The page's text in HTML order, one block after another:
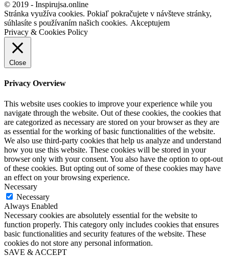
© 2019 - Inspirujsa.online
Stránka využíva cookies. Pokiaľ pokračujete v návšteve stránky,
súhlasíte s používaním našich cookies. Akceptujem
Privacy & Cookies Policy
Close
Privacy Overview
This website uses cookies to improve your experience while you
navigate through the website. Out of these cookies, the cookies that
are categorized as necessary are stored on your browser as they are
as essential for the working of basic functionalities of the website.
We also use third-party cookies that help us analyze and understand
how you use this website. These cookies will be stored in your
browser only with your consent. You also have the option to opt-out
of these cookies. But opting out of some of these cookies may have
an effect on your browsing experience.
Necessary
Necessary
Always Enabled
Necessary cookies are absolutely essential for the website to
function properly. This category only includes cookies that ensures
basic functionalities and security features of the website. These
cookies do not store any personal information.
SAVE & ACCEPT